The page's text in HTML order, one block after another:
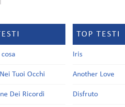
Tuoi Occhi
Dei Ricordi
TOP TESTI
Iris
Another Love
Disfruto